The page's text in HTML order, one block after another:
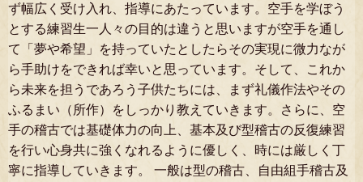
ず幅広く受け入れ、指導にあたっています。 空手を学ぼう
とする練習生一人々の目的は違うと思いますが空手を通し
て「夢や希望」を持っていたとしたらその実現に微力なが
ら手助けをできれば幸いと思っています。 そして、これか
ら未来を担うであろう子供たちには、まず礼儀作法やその
ふるまい（所作）をしっかり教えていきます。さらに、空
手の稽古では基礎体力の向上、基本及び型稽古の反復練習
を行い心身共に強くなれるように優しく、時には厳しく丁
寧に指導していきます。 一般は型の稽古、自由組手稽古及